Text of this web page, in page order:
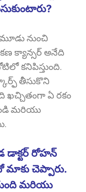
నుంచి
క్యాన్సర్ అనేది
కనిపిస్తుంది.
తీసుకొని
ఖచ్చితంగా ఏ రకం
మరియు
డాక్టర్ రోహన్
మాకు చెప్పారు.
మరియు